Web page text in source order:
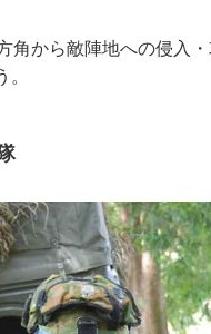
から敵陣地への侵入